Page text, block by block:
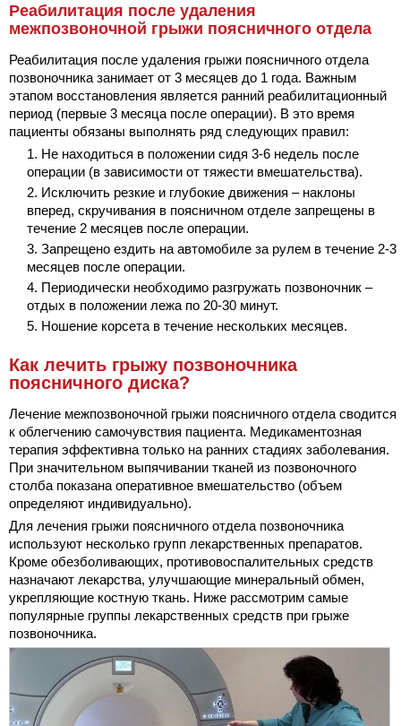
Реабилитация после удаления
межпозвоночной грыжи поясничного отдела
Реабилитация после удаления грыжи поясничного отдела
позвоночника занимает от 3 месяцев до 1 года. Важным
этапом восстановления является ранний реабилитационный
период (первые 3 месяца после операции). В это время
пациенты обязаны выполнять ряд следующих правил:
Не находиться в положении сидя 3-6 недель после
операции (в зависимости от тяжести вмешательства).
Исключить резкие и глубокие движения – наклоны
вперед, скручивания в поясничном отделе запрещены в
течение 2 месяцев после операции.
Запрещено ездить на автомобиле за рулем в течение 2-3
месяцев после операции.
Периодически необходимо разгружать позвоночник –
отдых в положении лежа по 20-30 минут.
Ношение корсета в течение нескольких месяцев.
Как лечить грыжу позвоночника
поясничного диска?
Лечение межпозвоночной грыжи поясничного отдела сводится
к облегчению самочувствия пациента. Медикаментозная
терапия эффективна только на ранних стадиях заболевания.
При значительном выпячивании тканей из позвоночного
столба показана оперативное вмешательство (объем
определяют индивидуально).
Для лечения грыжи поясничного отдела позвоночника
используют несколько групп лекарственных препаратов.
Кроме обезболивающих, противовоспалительных средств
назначают лекарства, улучшающие минеральный обмен,
укрепляющие костную ткань. Ниже рассмотрим самые
популярные группы лекарственных средств при грыже
позвоночника.